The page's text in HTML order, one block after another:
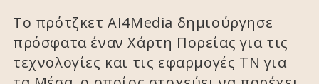
Το πρότζκετ AI4Media δημιούργησε
πρόσφατα έναν Χάρτη Πορείας για τις
τεχνολογίες και τις εφαρμογές ΤΝ για